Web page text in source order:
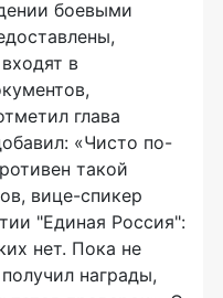
боевыми
в
глава
«Чисто по-
такой
вице-спикер
"Единая Россия":
нет. Пока не
награды,